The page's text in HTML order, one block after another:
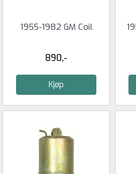
1955-1982 GM Coil
890,-
Kjøp